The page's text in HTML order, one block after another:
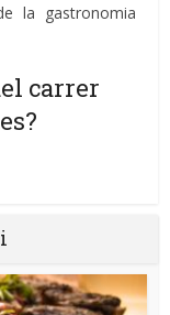
la gastronomia
carrer